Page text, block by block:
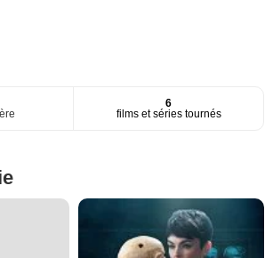
6
films et séries tournés